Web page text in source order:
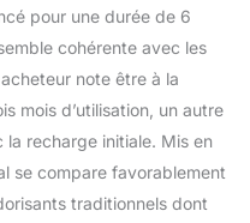
pendant 7
minutes, le
voiture passe en
mode veille et se
met
automatiquement
lorsque le véhicule
pour une durée de 6
cohérente avec les
note être à la
mois d’utilisation, un autre
la recharge initiale. Mis en
se compare favorablement
traditionnels dont